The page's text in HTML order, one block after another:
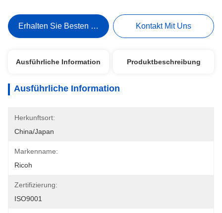
Erhalten Sie Besten Preis Kontakt Mit Uns
Ausführliche Information Produktbeschreibung
Ausführliche Information
Herkunftsort:
China/Japan
Markenname:
Ricoh
Zertifizierung:
ISO9001